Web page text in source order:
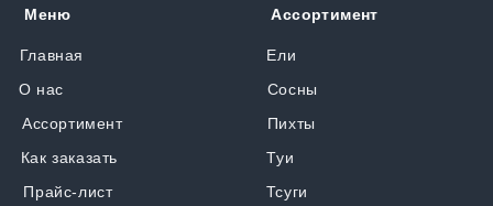
Главная
Меню
О нас
Ассортимент
Как заказать
Прайс-лист
Ели
Ассортимент
Сосны
Пихты
Туи
Тсуги